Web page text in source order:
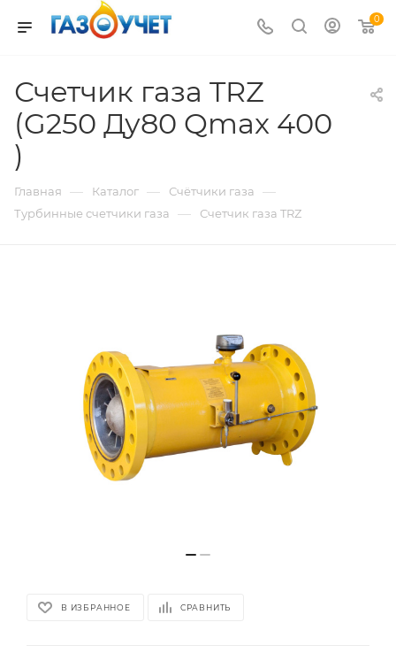
0
Счетчик газа TRZ
(G250 Ду80 Qmax 400
)
Главная — Каталог — Счётчики газа —
Турбинные счетчики газа — Счетчик газа TRZ
В ИЗБРАННОЕ СРАВНИТЬ